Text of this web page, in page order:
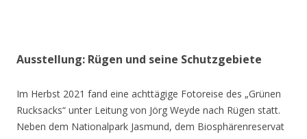
Ausstellung: Rügen und seine Schutzgebiete
Im Herbst 2021 fand eine achttägige Fotoreise des „Grünen
Rucksacks“ unter Leitung von Jörg Weyde nach Rügen statt.
Neben dem Nationalpark Jasmund, dem Biosphärenreservat